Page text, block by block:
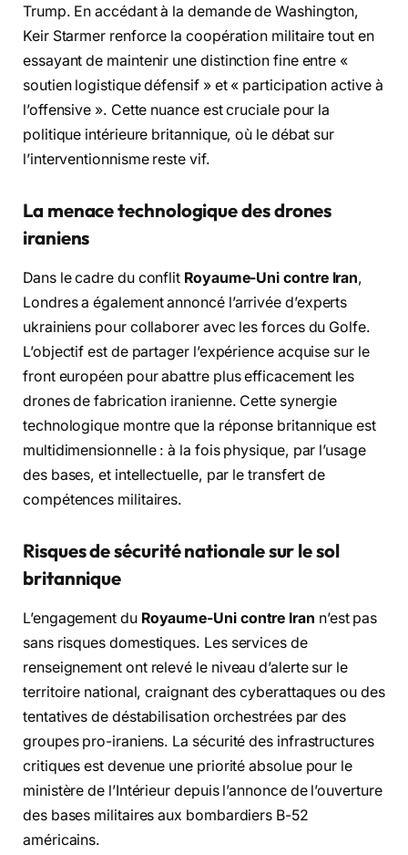
Trump. En accédant à la demande de Washington,
Keir Starmer renforce la coopération militaire tout en
essayant de maintenir une distinction fine entre «
soutien logistique défensif » et « participation active à
l’offensive ». Cette nuance est cruciale pour la
politique intérieure britannique, où le débat sur
l’interventionnisme reste vif.
La menace technologique des drones
iraniens
Dans le cadre du conflit Royaume-Uni contre Iran,
Londres a également annoncé l’arrivée d’experts
ukrainiens pour collaborer avec les forces du Golfe.
L’objectif est de partager l’expérience acquise sur le
front européen pour abattre plus efficacement les
drones de fabrication iranienne. Cette synergie
technologique montre que la réponse britannique est
multidimensionnelle : à la fois physique, par l’usage
des bases, et intellectuelle, par le transfert de
compétences militaires.
Risques de sécurité nationale sur le sol
britannique
L’engagement du Royaume-Uni contre Iran n’est pas
sans risques domestiques. Les services de
renseignement ont relevé le niveau d’alerte sur le
territoire national, craignant des cyberattaques ou des
tentatives de déstabilisation orchestrées par des
groupes pro-iraniens. La sécurité des infrastructures
critiques est devenue une priorité absolue pour le
ministère de l’Intérieur depuis l’annonce de l’ouverture
des bases militaires aux bombardiers B-52
américains.